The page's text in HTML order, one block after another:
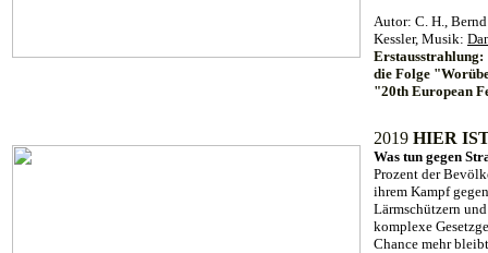
Autor: C. H.,
Kessler, Musik:
Erstausstrahlung:
die Folge
"20th European
2019 HIER
Was tun gegen
Prozent der
ihrem Kampf
Lärmschützern
komplexe
Chance mehr